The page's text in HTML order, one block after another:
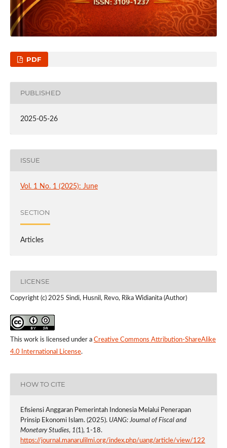
PDF
PUBLISHED
2025-05-26
ISSUE
Vol. 1 No. 1 (2025): June
SECTION
Articles
LICENSE
Copyright (c) 2025 Sindi, Husnil, Revo, Rika Widianita (Author)
This work is licensed under a Creative Commons Attribution-ShareAlike
4.0 International License.
HOW TO CITE
Efisiensi Anggaran Pemerintah Indonesia Melalui Penerapan
Prinsip Ekonomi Islam. (2025). UANG: Journal of Fiscal and
Monetary Studies, 1(1), 1-18.
https://journal.manarulilmi.org/index.php/uang/article/view/122